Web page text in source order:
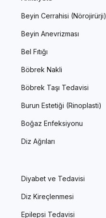
Beyin Cerrahisi (Nörojirürji)
Beyin Anevrizması
Bel Fıtığı
Böbrek Nakli
Böbrek Taşı Tedavisi
Burun Estetiği (Rinoplasti)
Boğaz Enfeksiyonu
Diz Ağrıları
Diyabet ve Tedavisi
Diz Kireçlenmesi
Epilepsi Tedavisi